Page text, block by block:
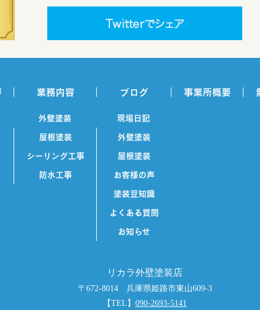
業務内容
外壁塗装
屋根塗装
シーリング工事
防水工事
ブログ
現場日記
外壁塗装
屋根塗装
お客様の声
塗装豆知識
よくある質問
お知らせ
事業所概要
リカラ外壁塗装店
〒672-8014 兵庫県姫路市東山609-3
【TEL】 090-2693-5141